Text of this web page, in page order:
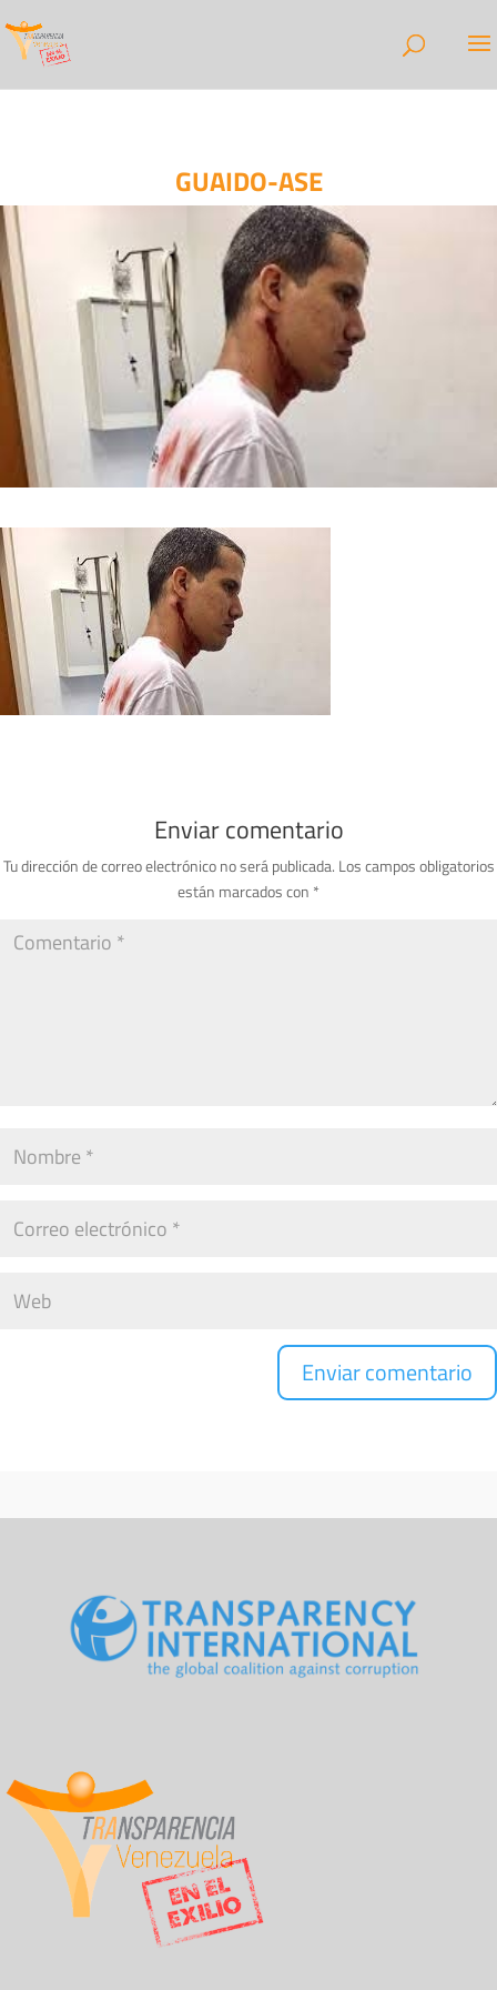
GUAIDO-ASE
Enviar comentario
Tu dirección de correo electrónico no será publicada. Los campos obligatorios
están marcados con *